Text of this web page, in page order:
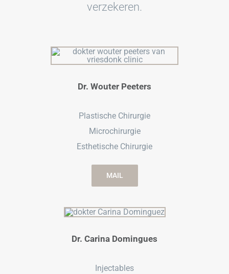
verzekeren.
Dr. Wouter Peeters
Plastische Chirurgie
Microchirurgie
Esthetische Chirurgie
MAIL
Dr. Carina Domingues
Injectables